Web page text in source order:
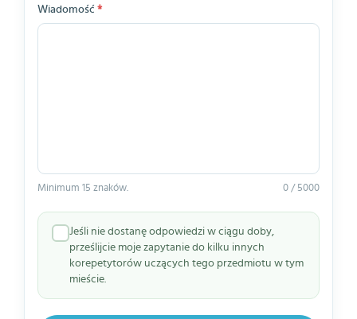
Wiadomość *
Minimum 15 znaków. 0 / 5000
Jeśli nie dostanę odpowiedzi w ciągu doby,
prześlijcie moje zapytanie do kilku innych
korepetytorów uczących tego przedmiotu w tym
mieście.